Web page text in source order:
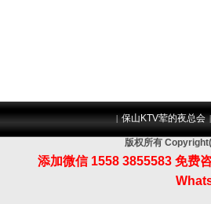
|保山KTV荤的夜总会
版权所有
添加微信 1558 3855583 免费